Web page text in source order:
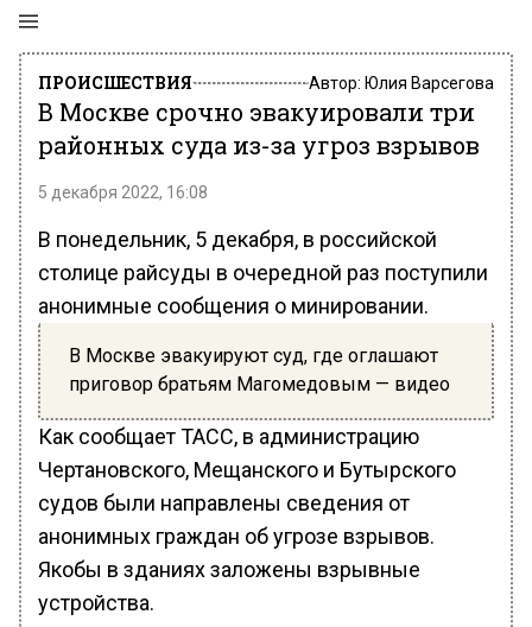
ПРОИСШЕСТВИЯ Автор: Юлия Варсегова
В Москве срочно эвакуировали три
районных суда из-за угроз взрывов
5 декабря 2022, 16:08
В понедельник, 5 декабря, в российской
столице райсуды в очередной раз поступили
анонимные сообщения о минировании.
В Москве эвакуируют суд, где оглашают
приговор братьям Магомедовым — видео
Как сообщает ТАСС, в администрацию
Чертановского, Мещанского и Бутырского
судов были направлены сведения от
анонимных граждан об угрозе взрывов.
Якобы в зданиях заложены взрывные
устройства.